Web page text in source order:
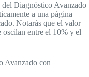
Diagnóstico Avanzado
a una página
Notarás que el valor
oscilan entre el 10% y el
Avanzado con